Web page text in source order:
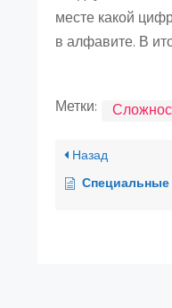
месте какой
в алфавите. В
Метки:
Назад